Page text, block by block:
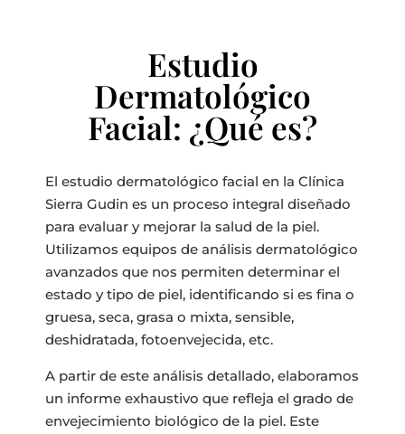
Estudio
Dermatológico
Facial: ¿Qué es?
El estudio dermatológico facial en la Clínica
Sierra Gudin es un proceso integral diseñado
para evaluar y mejorar la salud de la piel.
Utilizamos equipos de análisis dermatológico
avanzados que nos permiten determinar el
estado y tipo de piel, identificando si es fina o
gruesa, seca, grasa o mixta, sensible,
deshidratada, fotoenvejecida, etc.
A partir de este análisis detallado, elaboramos
un informe exhaustivo que refleja el grado de
envejecimiento biológico de la piel. Este